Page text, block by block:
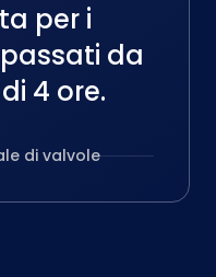
per i
da
4 ore.
di valvole